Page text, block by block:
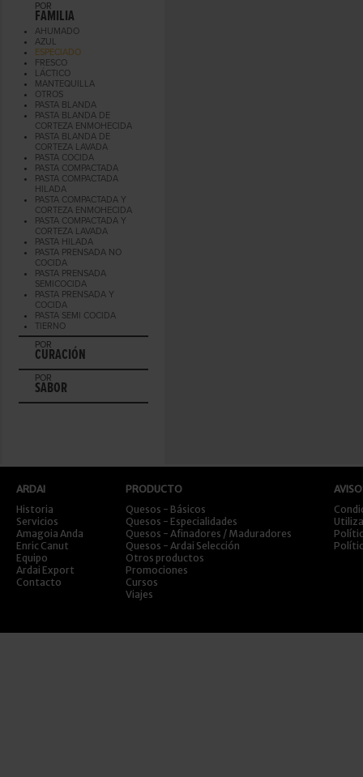
POR
FAMILIA
AHUMADO
AZUL
ESPECIADO
FRESCO
LÁCTICO
MANTEQUILLA
OTROS
PASTA BLANDA
PASTA BLANDA DE
CORTEZA ENMOHECIDA
PASTA BLANDA DE
CORTEZA LAVADA
PASTA COCIDA
PASTA COMPACTADA
PASTA COMPACTADA
HILADA
PASTA COMPACTADA Y
CORTEZA ENMOHECIDA
PASTA COMPACTADA Y
CORTEZA LAVADA
PASTA HILADA
PASTA PRENSADA NO
COCIDA
PASTA PRENSADA
SEMICOCIDA
PASTA PRENSADA Y
COCIDA
PASTA SEMI COCIDA
TIERNO
POR
CURACIÓN
POR
SABOR
ARDAI
Historia
Servicios
Amagoia Anda
Enric Canut
Equipo
Ardai Export
Contacto
PRODUCTO
Quesos - Básicos
Quesos - Especialidades
Quesos - Afinadores / Maduradores
Quesos - Ardai Selección
Otros productos
Promociones
Cursos
Viajes